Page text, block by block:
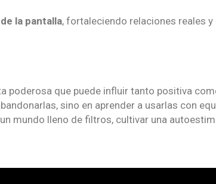
la pantalla, fortaleciendo relaciones reales y
poderosa que puede influir tanto positiva
sino en aprender a usarlas con
mundo lleno de filtros, cultivar una